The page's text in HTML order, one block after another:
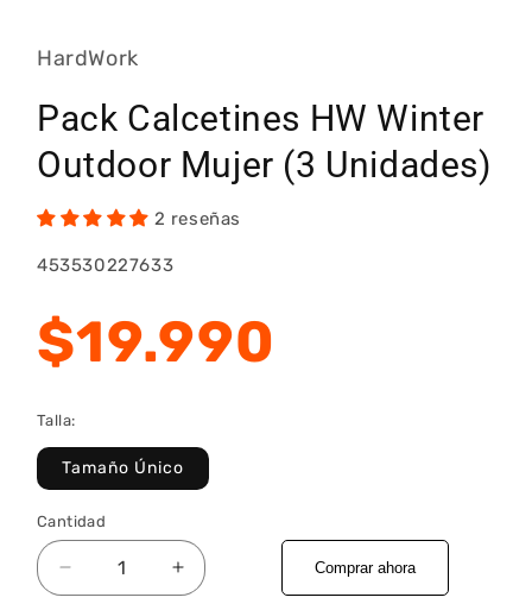
HardWork
Pack Calcetines HW Winter
Outdoor Mujer (3 Unidades)
2 reseñas
SKU:
453530227633
Precio
habitual
$19.990
Talla:
Tamaño Único
Cantidad
Reducir
cantidad
Aumentar
cantidad
Comprar ahora